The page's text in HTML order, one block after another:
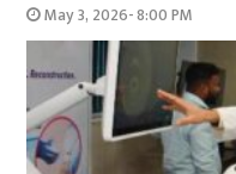
May 3, 2026- 8:00 PM